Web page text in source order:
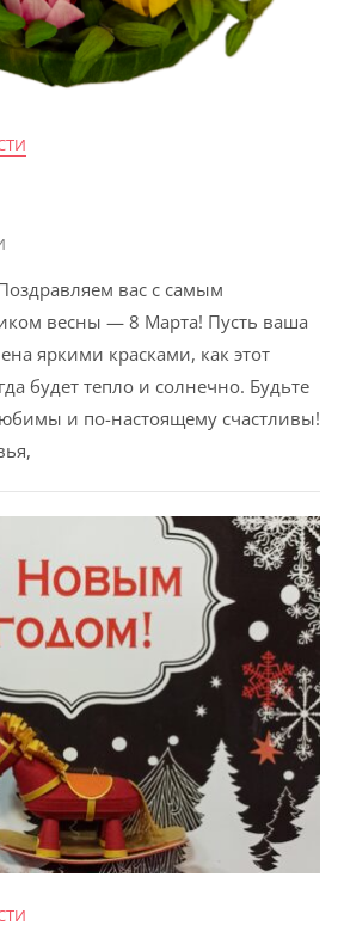
вас с самым
весны — 8 Марта! Пусть ваша
яркими красками, как этот
будет тепло и солнечно. Будьте
и по-настоящему счастливы!